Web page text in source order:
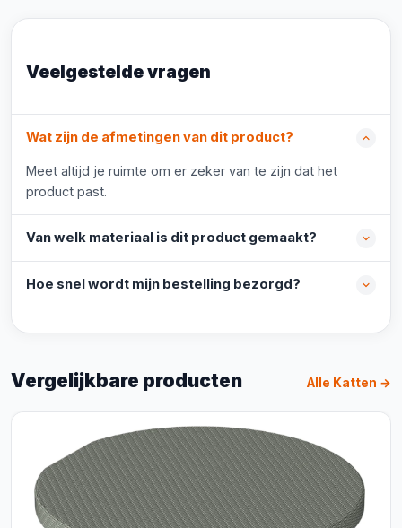
Veelgestelde vragen
Wat zijn de afmetingen van dit product?
Meet altijd je ruimte om er zeker van te zijn dat het
product past.
Van welk materiaal is dit product gemaakt?
Hoe snel wordt mijn bestelling bezorgd?
Vergelijkbare producten Alle Katten →